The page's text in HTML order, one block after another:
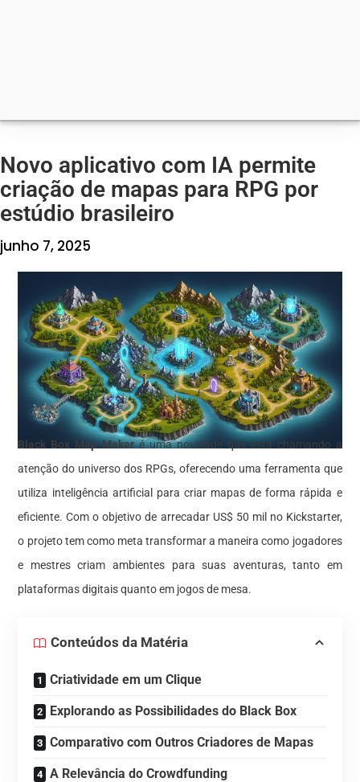
Novo aplicativo com IA permite
criação de mapas para RPG por
estúdio brasileiro
junho 7, 2025
Black Box Map Makeré uma novidade que está chamando a
atenção do universo dos RPGs, oferecendo uma ferramenta que
utiliza inteligência artificial para criar mapas de forma rápida e
eficiente. Com o objetivo de arrecadar US$ 50 mil no Kickstarter,
o projeto tem como meta transformar a maneira como jogadores
e mestres criam ambientes para suas aventuras, tanto em
plataformas digitais quanto em jogos de mesa.
Conteúdos da Matéria
Criatividade em um Clique
Explorando as Possibilidades do Black Box
Comparativo com Outros Criadores de Mapas
A Relevância do Crowdfunding